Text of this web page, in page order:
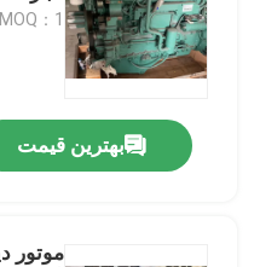
MOQ：1 واحد
بهترین قیمت